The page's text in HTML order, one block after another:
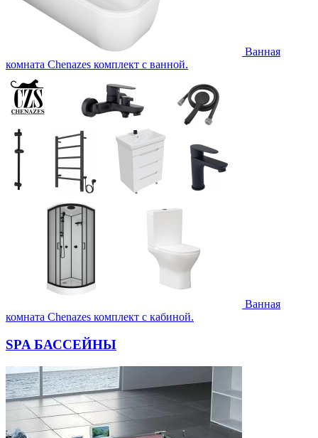
Ванная
комната Chenazes комплект с ванной.
Ванная
комната Chenazes комплект с кабиной.
SPA БАССЕЙНЫ